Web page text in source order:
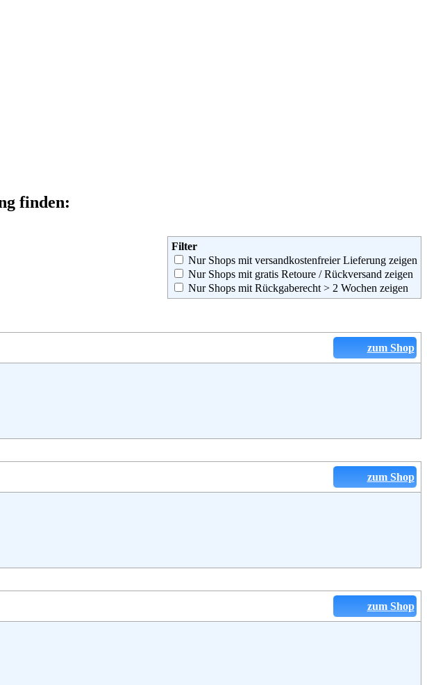
finden:
Filter
Nur Shops mit versandkostenfreier Lieferung zeigen
Nur Shops mit gratis Retoure / Rückversand zeigen
Nur Shops mit Rückgaberecht > 2 Wochen zeigen
zum Shop
zum Shop
zum Shop